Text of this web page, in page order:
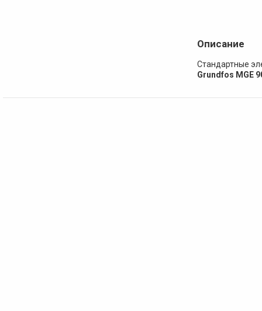
Описание
Стандартные
Grundfos MGE